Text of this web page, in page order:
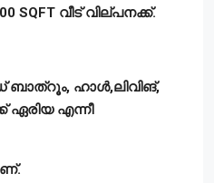
SQFT വീട് വില്പനക്ക്.
ബാത്റൂം, ഹാൾ,ലിവിങ്,
ഏരിയ എന്നീ